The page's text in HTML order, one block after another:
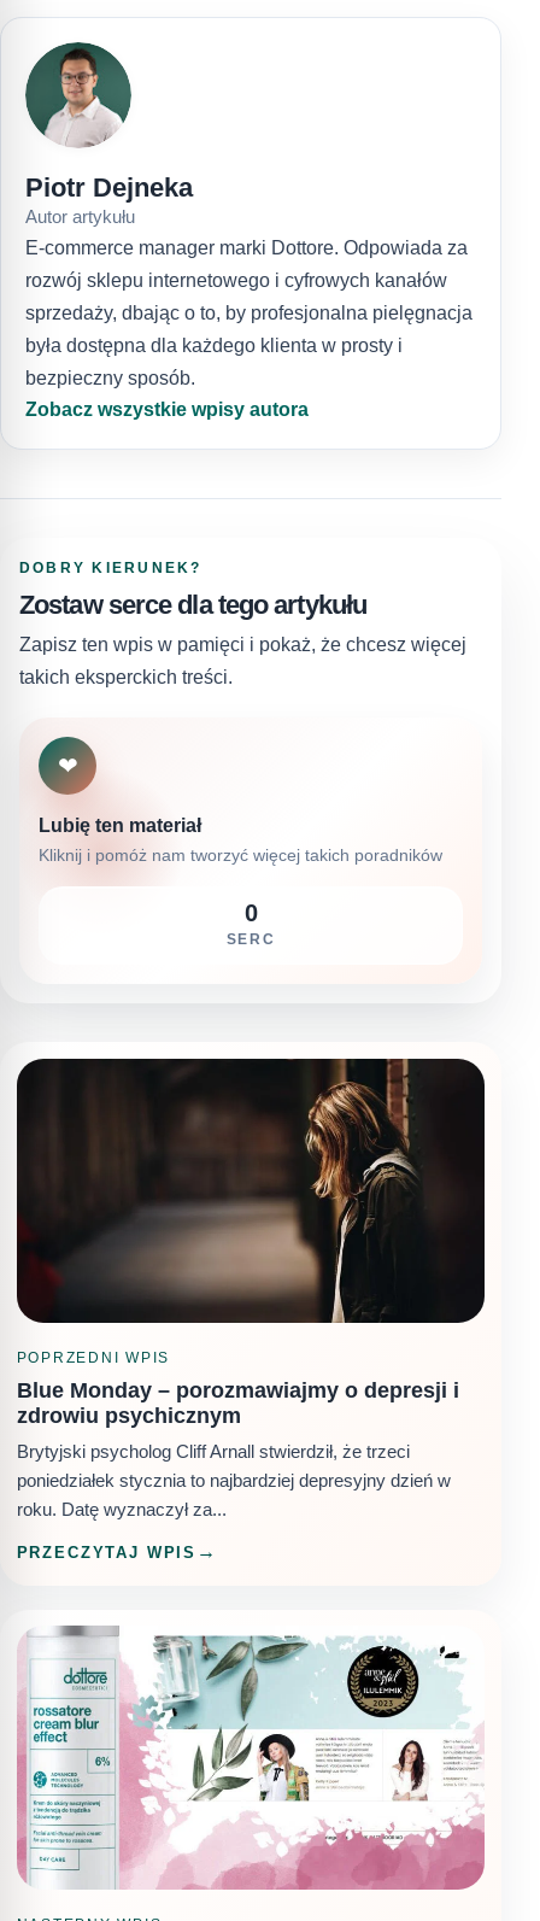
Piotr Dejneka
Autor artykułu
E-commerce manager marki Dottore. Odpowiada za
rozwój sklepu internetowego i cyfrowych kanałów
sprzedaży, dbając o to, by profesjonalna pielęgnacja
była dostępna dla każdego klienta w prosty i
bezpieczny sposób.
Zobacz wszystkie wpisy autora
DOBRY KIERUNEK?
Zostaw serce dla tego artykułu
Zapisz ten wpis w pamięci i pokaż, że chcesz więcej
takich eksperckich treści.
❤
Lubię ten materiał
Kliknij i pomóż nam tworzyć więcej takich poradników
0
SERC
POPRZEDNI WPIS
Blue Monday – porozmawiajmy o depresji i
zdrowiu psychicznym
Brytyjski psycholog Cliff Arnall stwierdził, że trzeci
poniedziałek stycznia to najbardziej depresyjny dzień w
roku. Datę wyznaczył za...
PRZECZYTAJ WPIS